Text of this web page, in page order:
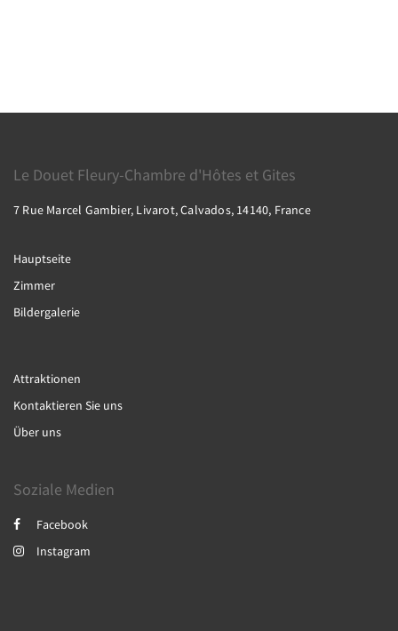
Le Douet Fleury-Chambre d'Hôtes et Gites
7 Rue Marcel Gambier, Livarot, Calvados, 14140, France
Hauptseite
Zimmer
Bildergalerie
Attraktionen
Kontaktieren Sie uns
Über uns
Soziale Medien
Facebook
Instagram